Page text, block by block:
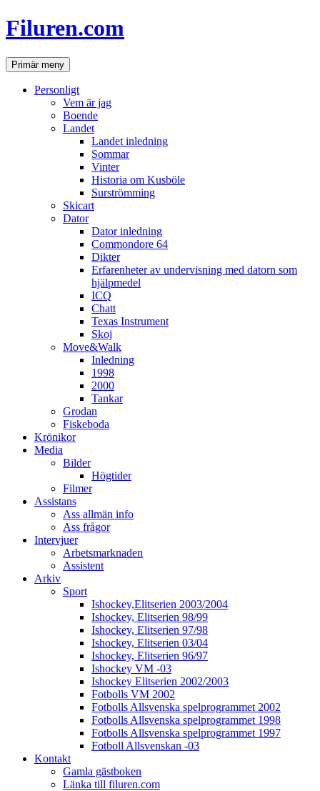
Hoppa
till
Filuren.com
SökPrimär meny
Personligt
Vem är jag
Boende
Landet
Landet inledning
Sommar
Vinter
Historia om Kusböle
Surströmming
Skicart
Dator
Dator inledning
Commondore 64
Dikter
Erfarenheter av undervisning med datorn som
hjälpmedel
ICQ
Chatt
Texas Instrument
Skoj
Move&Walk
Inledning
1998
2000
Tankar
Grodan
Fiskeboda
Krönikor
Media
Bilder
Högtider
Filmer
Assistans
Ass allmän info
Ass frågor
Intervjuer
Arbetsmarknaden
Assistent
Arkiv
Sport
Ishockey,Elitserien 2003/2004
Ishockey, Elitserien 98/99
Ishockey, Elitserien 97/98
Ishockey, Elitserien 03/04
Ishockey, Elitserien 96/97
Ishockey VM -03
Ishockey Elitserien 2002/2003
Fotbolls VM 2002
Fotbolls Allsvenska spelprogrammet 2002
Fotbolls Allsvenska spelprogrammet 1998
Fotbolls Allsvenska spelprogrammet 1997
Fotboll Allsvenskan -03
Kontakt
Gamla gästboken
Länka till filuren.com